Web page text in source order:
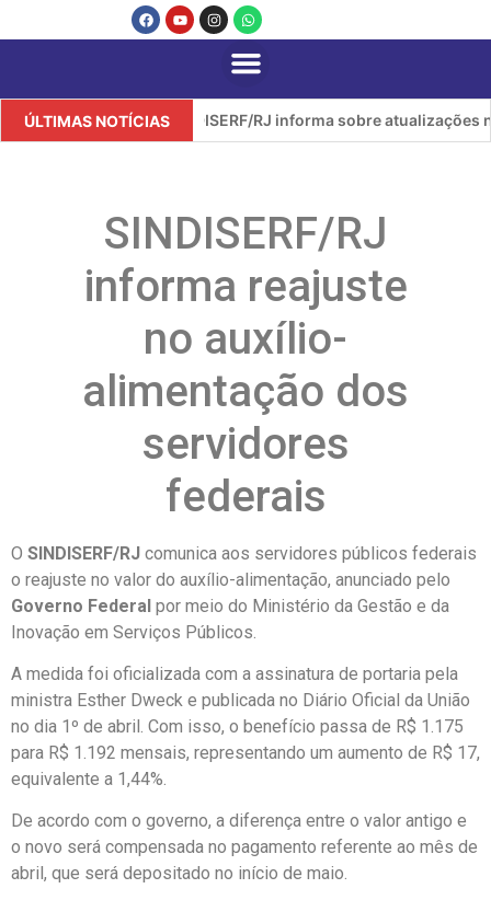
ÚLTIMAS NOTÍCIASSINDISERF/RJ informa sobre atualizações no
SINDISERF/RJ
informa reajuste
no auxílio-
alimentação dos
servidores
federais
O SINDISERF/RJ comunica aos servidores públicos federais
o reajuste no valor do auxílio-alimentação, anunciado pelo
Governo Federal por meio do Ministério da Gestão e da
Inovação em Serviços Públicos.
A medida foi oficializada com a assinatura de portaria pela
ministra Esther Dweck e publicada no Diário Oficial da União
no dia 1º de abril. Com isso, o benefício passa de R$ 1.175
para R$ 1.192 mensais, representando um aumento de R$ 17,
equivalente a 1,44%.
De acordo com o governo, a diferença entre o valor antigo e
o novo será compensada no pagamento referente ao mês de
abril, que será depositado no início de maio.